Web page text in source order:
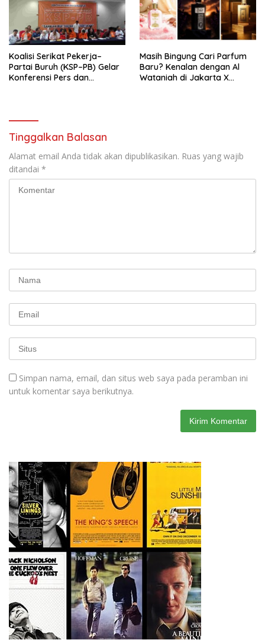
KBI yang Berbasis Riset di
seluruh Indonesia dan
Mancanegara”.
Koalisi Serikat Pekerja–
Partai Buruh (KSP–PB) Gelar
Konferensi Pers dan
RUU Ketenagakerjaan Baru.
Masih Bingung Cari Parfum
Baru? Kenalan dengan Al
Wataniah di Jakarta X
Tinggalkan Balasan
Alamat email Anda tidak akan dipublikasikan. Ruas yang wajib
ditandai *
Simpan nama, email, dan situs web saya pada peramban ini
untuk komentar saya berikutnya.